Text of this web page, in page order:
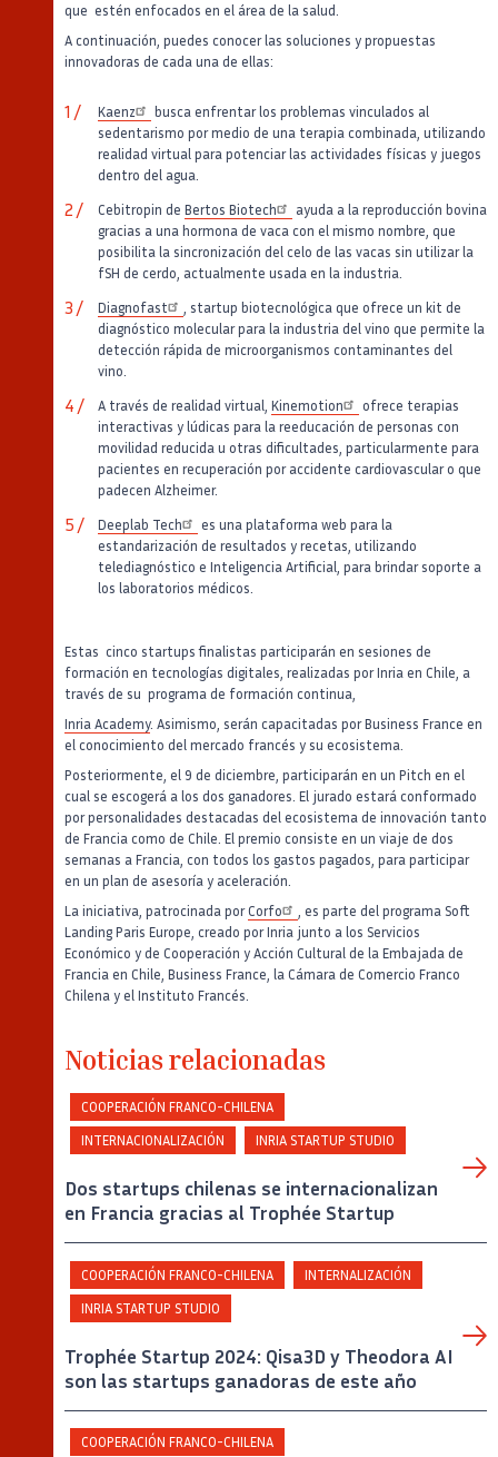
que estén enfocados en el área de la salud.
A continuación, puedes conocer las soluciones y propuestas
innovadoras de cada una de ellas:
Kaenz
busca enfrentar los problemas vinculados al
sedentarismo por medio de una terapia combinada, utilizando
realidad virtual para potenciar las actividades físicas y juegos
dentro del agua.
Cebitropin de Bertos Biotech
ayuda a la reproducción bovina
gracias a una hormona de vaca con el mismo nombre, que
posibilita la sincronización del celo de las vacas sin utilizar la
fSH de cerdo, actualmente usada en la industria.
Diagnofast
, startup biotecnológica que ofrece un kit de
diagnóstico molecular para la industria del vino que permite la
detección rápida de microorganismos contaminantes del
vino.
A través de realidad virtual, Kinemotion
ofrece terapias
interactivas y lúdicas para la reeducación de personas con
movilidad reducida u otras dificultades, particularmente para
pacientes en recuperación por accidente cardiovascular o que
padecen Alzheimer.
Deeplab Tech
es una plataforma web para la
estandarización de resultados y recetas, utilizando
telediagnóstico e Inteligencia Artificial, para brindar soporte a
los laboratorios médicos.
Estas cinco startups finalistas participarán en sesiones de
formación en tecnologías digitales, realizadas por Inria en Chile, a
través de su programa de formación continua,
Inria Academy. Asimismo, serán capacitadas por Business France en
el conocimiento del mercado francés y su ecosistema.
Posteriormente, el 9 de diciembre, participarán en un Pitch en el
cual se escogerá a los dos ganadores. El jurado estará conformado
por personalidades destacadas del ecosistema de innovación tanto
de Francia como de Chile. El premio consiste en un viaje de dos
semanas a Francia, con todos los gastos pagados, para participar
en un plan de asesoría y aceleración.
La iniciativa, patrocinada porCorfo
, es parte del programa Soft
Landing Paris Europe, creado por Inria junto a los Servicios
Económico y de Cooperación y Acción Cultural de la Embajada de
Francia en Chile, Business France, la Cámara de Comercio Franco
Chilena y el Instituto Francés.
Noticias relacionadas
COOPERACIÓN FRANCO-CHILENA
INTERNACIONALIZACIÓN
INRIA STARTUP STUDIO
Dos startups chilenas se internacionalizan
en Francia gracias al Trophée Startup
COOPERACIÓN FRANCO-CHILENA
INTERNALIZACIÓN
INRIA STARTUP STUDIO
Trophée Startup 2024: Qisa3D y Theodora AI
son las startups ganadoras de este año
COOPERACIÓN FRANCO-CHILENA